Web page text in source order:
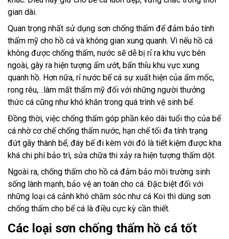
gian dài.
Quan trọng nhất sử dụng sơn chống thấm để đảm bảo tính
thẩm mỹ cho hồ cá và không gian xung quanh. Vì nếu hồ cá
không được chống thấm, nước sẽ dễ bị rỉ ra khu vực bên
ngoài, gây ra hiện tượng ẩm ướt, bẩn thỉu khu vực xung
quanh hồ. Hơn nữa, rỉ nước bể cá sự xuất hiện của ẩm mốc,
rong rêu,…làm mất thẩm mỹ đối với những người thưởng
thức cá cũng như khó khăn trong quá trình vệ sinh bể.
Đồng thời, việc chống thấm góp phần kéo dài tuổi thọ của bể
cá nhờ cơ chế chống thấm nước, hạn chế tối đa tính trạng
đứt gãy thành bể, đáy bế đi kèm với đó là tiết kiệm được kha
khá chi phí bảo trì, sửa chữa thi xảy ra hiện tượng thấm dột.
Ngoài ra, chống thấm cho hồ cá đảm bảo môi trường sinh
sống lành mạnh, bảo vệ an toàn cho cá. Đặc biệt đối với
những loại cá cảnh khó chăm sóc như cá Koi thì dùng sơn
chống thấm cho bể cá là điều cực kỳ cần thiết.
Các loại sơn chống thấm hồ cá tốt